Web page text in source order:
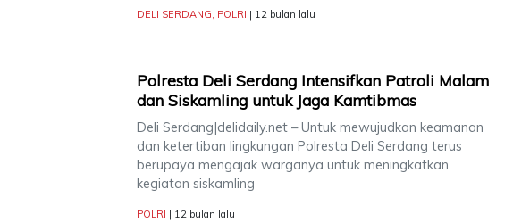
DELI SERDANG, POLRI | 12 bulan lalu
Polresta Deli Serdang Intensifkan Patroli Malam
dan Siskamling untuk Jaga Kamtibmas
Deli Serdang|delidaily.net – Untuk mewujudkan keamanan
dan ketertiban lingkungan Polresta Deli Serdang terus
berupaya mengajak warganya untuk meningkatkan
kegiatan siskamling
POLRI | 12 bulan lalu